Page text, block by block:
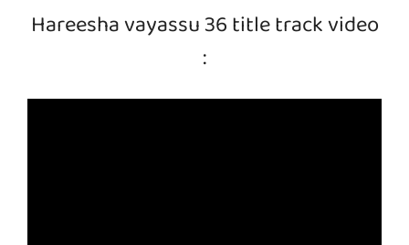
Hareesha vayassu 36 title track video
: